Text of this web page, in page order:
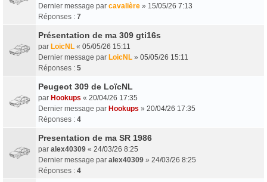
Dernier message par cavalière » 15/05/26 7:13
Réponses : 7
Présentation de ma 309 gti16s
par LoicNL « 05/05/26 15:11
Dernier message par LoicNL » 05/05/26 15:11
Réponses : 5
Peugeot 309 de LoïcNL
par Hookups « 20/04/26 17:35
Dernier message par Hookups » 20/04/26 17:35
Réponses : 4
Presentation de ma SR 1986
par alex40309 « 24/03/26 8:25
Dernier message par alex40309 » 24/03/26 8:25
Réponses : 4